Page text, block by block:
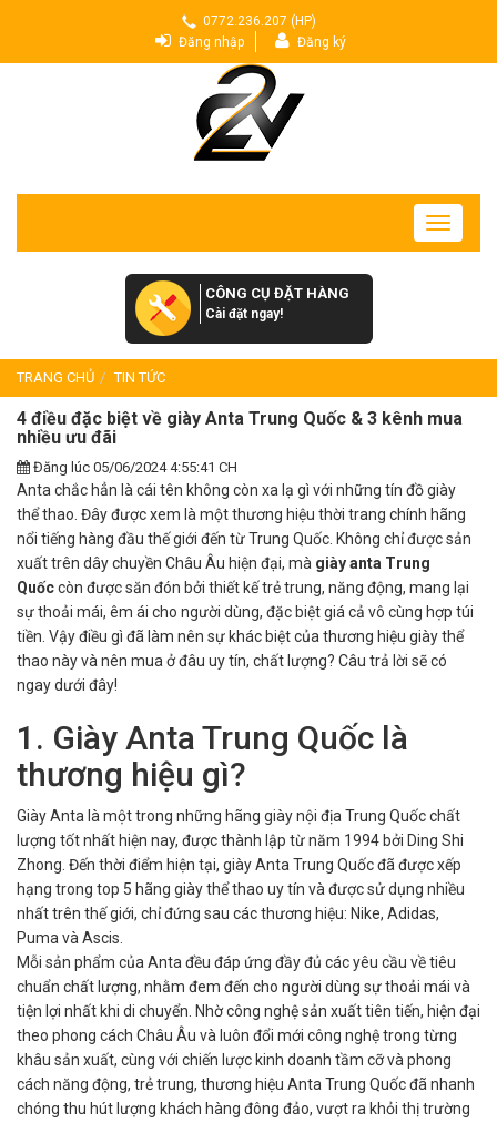
0772.236.207 (HP)
Đăng nhập
Đăng ký
Toggle
CÔNG CỤ ĐẶT HÀNG
Cài đặt ngay!
TRANG CHỦ TIN TỨC
4 điều đặc biệt về giày Anta Trung Quốc & 3 kênh mua
nhiều ưu đãi
Đăng lúc 05/06/2024 4:55:41 CH
Anta chắc hẳn là cái tên không còn xa lạ gì với những tín đồ giày
thể thao. Đây được xem là một thương hiệu thời trang chính hãng
nổi tiếng hàng đầu thế giới đến từ Trung Quốc. Không chỉ được sản
xuất trên dây chuyền Châu Âu hiện đại, mà giày anta Trung
Quốccòn được săn đón bởi thiết kế trẻ trung, năng động, mang lại
sự thoải mái, êm ái cho người dùng, đặc biệt giá cả vô cùng hợp túi
tiền. Vậy điều gì đã làm nên sự khác biệt của thương hiệu giày thể
thao này và nên mua ở đâu uy tín, chất lượng? Câu trả lời sẽ có
ngay dưới đây!
1. Giày Anta Trung Quốc là
thương hiệu gì?
Giày Anta là một trong những hãng giày nội địa Trung Quốc chất
lượng tốt nhất hiện nay, được thành lập từ năm 1994 bởi Ding Shi
Zhong. Đến thời điểm hiện tại, giày Anta Trung Quốc đã được xếp
hạng trong top 5 hãng giày thể thao uy tín và được sử dụng nhiều
nhất trên thế giới, chỉ đứng sau các thương hiệu: Nike, Adidas,
Puma và Ascis.
Mỗi sản phẩm của Anta đều đáp ứng đầy đủ các yêu cầu về tiêu
chuẩn chất lượng, nhằm đem đến cho người dùng sự thoải mái và
tiện lợi nhất khi di chuyển. Nhờ công nghệ sản xuất tiên tiến, hiện đại
theo phong cách Châu Âu và luôn đổi mới công nghệ trong từng
khâu sản xuất, cùng với chiến lược kinh doanh tầm cỡ và phong
cách năng động, trẻ trung, thương hiệu Anta Trung Quốc đã nhanh
chóng thu hút lượng khách hàng đông đảo, vượt ra khỏi thị trường